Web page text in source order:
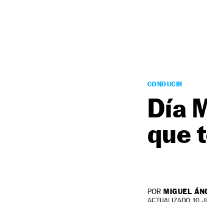
CONDUCIR
Día
que
POR MIGUEL